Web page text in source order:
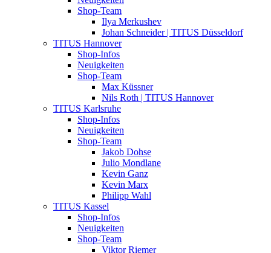
Shop-Team
Ilya Merkushev
Johan Schneider | TITUS Düsseldorf
TITUS Hannover
Shop-Infos
Neuigkeiten
Shop-Team
Max Küssner
Nils Roth | TITUS Hannover
TITUS Karlsruhe
Shop-Infos
Neuigkeiten
Shop-Team
Jakob Dohse
Julio Mondlane
Kevin Ganz
Kevin Marx
Philipp Wahl
TITUS Kassel
Shop-Infos
Neuigkeiten
Shop-Team
Viktor Riemer